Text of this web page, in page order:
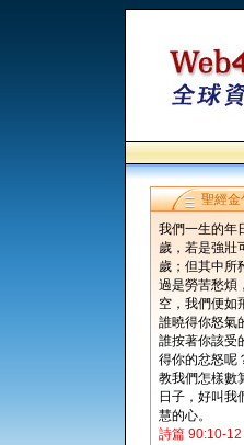
聖經金
我們一生的年
歲，若是強壯
歲；但其中所
過是勞苦愁煩
空，我們便如
誰曉得你怒氣
誰按著你該受
得你的忿怒呢
教我們怎樣數
日子，好叫我
慧的心。
詩篇 90:10-12